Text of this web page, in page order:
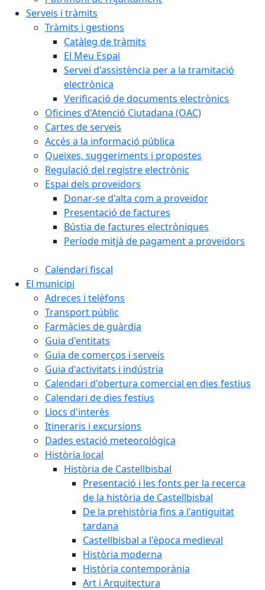
Serveis i tràmits
Tràmits i gestions
Catàleg de tràmits
El Meu Espai
Servei d'assistència per a la tramitació
electrònica
Verificació de documents electrònics
Oficines d'Atenció Ciutadana (OAC)
Cartes de serveis
Accés a la informació pública
Queixes, suggeriments i propostes
Regulació del registre electrònic
Espai dels proveïdors
Donar-se d'alta com a proveïdor
Presentació de factures
Bústia de factures electròniques
Període mitjà de pagament a proveïdors
Calendari fiscal
El municipi
Adreces i telèfons
Transport públic
Farmàcies de guàrdia
Guia d'entitats
Guia de comerços i serveis
Guia d'activitats i indústria
Calendari d'obertura comercial en dies festius
Calendari de dies festius
Llocs d'interès
Itineraris i excursions
Dades estació meteorològica
Història local
Història de Castellbisbal
Presentació i les fonts per la recerca
de la història de Castellbisbal
De la prehistòria fins a l'antiguitat
tardana
Castellbisbal a l'època medieval
Història moderna
Història contemporània
Art i Arquitectura